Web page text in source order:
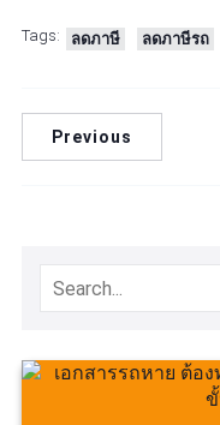
Tags: ลดภาษี ลดภาษีรถ
Previous